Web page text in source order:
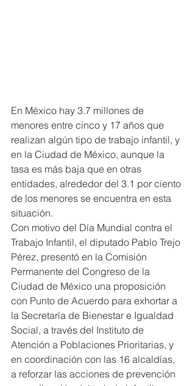
En México hay 3.7 millones de
menores entre cinco y 17 años que
realizan algún tipo de trabajo infantil, y
en la Ciudad de México, aunque la
tasa es más baja que en otras
entidades, alrededor del 3.1 por ciento
de los menores se encuentra en esta
situación.
Con motivo del Día Mundial contra el
Trabajo Infantil, el diputado Pablo Trejo
Pérez, presentó en la Comisión
Permanente del Congreso de la
Ciudad de México una proposición
con Punto de Acuerdo para exhortar a
la Secretaría de Bienestar e Igualdad
Social, a través del Instituto de
Atención a Poblaciones Prioritarias, y
en coordinación con las 16 alcaldías,
a reforzar las acciones de prevención